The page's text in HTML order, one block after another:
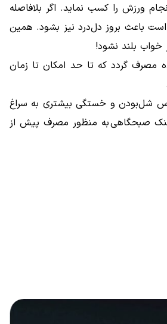
ورزش را کسب نماید. اگر بلافاصله
باعث بروز دل‌درد نیز بشود. همین
مصرف گردد که تا حد امکان تا زمان
شل‌بودن و خستگی بیشتری به سراغ
اسنک صبحگاهی به منظور مصرف پیش از